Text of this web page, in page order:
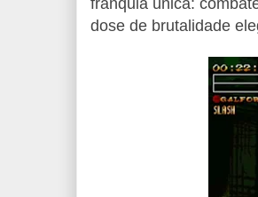
franquia única:
dose de brutalidade